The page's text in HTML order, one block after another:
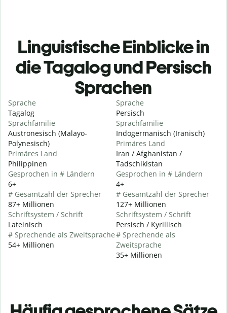
Linguistische Einblicke in
die Tagalog und Persisch
Sprachen
Sprache
Tagalog
Sprachfamilie
Austronesisch (Malayo-
Polynesisch)
Primäres Land
Philippinen
Gesprochen in # Ländern
6+
# Gesamtzahl der Sprecher
87+ Millionen
Schriftsystem / Schrift
Lateinisch
# Sprechende als Zweitsprache
54+ Millionen
Sprache
Persisch
Sprachfamilie
Indogermanisch (Iranisch)
Primäres Land
Iran / Afghanistan /
Tadschikistan
Gesprochen in # Ländern
4+
# Gesamtzahl der Sprecher
127+ Millionen
Schriftsystem / Schrift
Persisch / Kyrillisch
# Sprechende als
Zweitsprache
35+ Millionen